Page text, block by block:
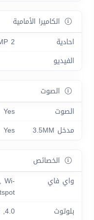
الكاميرا الأمامية
احادية
2 MP
الفيديو
الصوت
الصوت
Yes
مدخل 3.5MM
Yes
الخصائص
واي فاي
Wi-
بلوتوث
4.0, A2DP